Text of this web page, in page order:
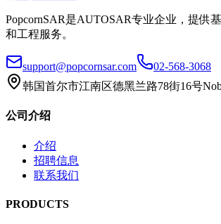
PopcornSAR是AUTOSAR专业企业，提供
和工程服务。
support@popcornsar.com
02-568-3068
韩国首尔市江南区德黑兰路78街16号
公司介绍
介绍
招聘信息
联系我们
PRODUCTS